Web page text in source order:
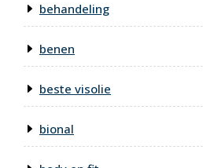
behandeling
benen
beste visolie
bional